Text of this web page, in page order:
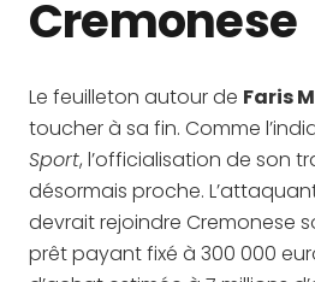
Cremonese
Le feuilleton autour de Faris
toucher à sa fin. Comme
Sport, l’officialisation de son
désormais proche.
devrait rejoindre Cremonese
prêt payant fixé à 300 000